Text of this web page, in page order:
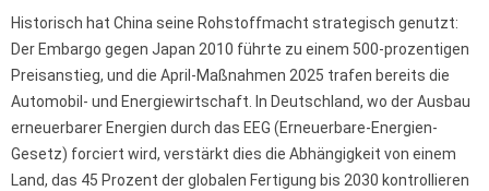
Historisch hat China seine Rohstoffmacht strategisch genutzt:
Der Embargo gegen Japan 2010 führte zu einem 500-prozentigen
Preisanstieg, und die April-Maßnahmen 2025 trafen bereits die
Automobil- und Energiewirtschaft. In Deutschland, wo der Ausbau
erneuerbarer Energien durch das EEG (Erneuerbare-Energien-
Gesetz) forciert wird, verstärkt dies die Abhängigkeit von einem
Land, das 45 Prozent der globalen Fertigung bis 2030 kontrollieren